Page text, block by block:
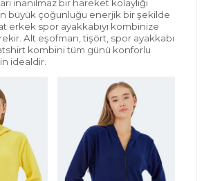
inanılmaz bir hareket kolaylığı
büyük çoğunluğu enerjik bir şekilde
erkek spor ayakkabıyı kombinize
Alt eşofman, tişört, spor ayakkabı
kombini tüm günü konforlu
idealdir.